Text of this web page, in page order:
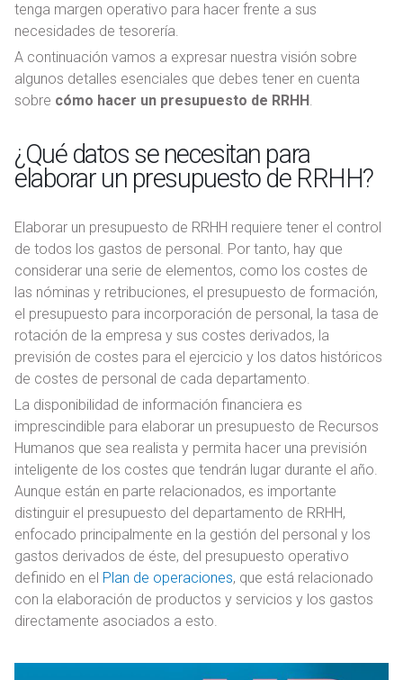
tenga margen operativo para hacer frente a sus
necesidades de tesorería.
A continuación vamos a expresar nuestra visión sobre
algunos detalles esenciales que debes tener en cuenta
sobre cómo hacer un presupuesto de RRHH.
¿Qué datos se necesitan para
elaborar un presupuesto de RRHH?
Elaborar un presupuesto de RRHH requiere tener el control
de todos los gastos de personal. Por tanto, hay que
considerar una serie de elementos, como los costes de
las nóminas y retribuciones, el presupuesto de formación,
el presupuesto para incorporación de personal, la tasa de
rotación de la empresa y sus costes derivados, la
previsión de costes para el ejercicio y los datos históricos
de costes de personal de cada departamento.
La disponibilidad de información financiera es
imprescindible para elaborar un presupuesto de Recursos
Humanos que sea realista y permita hacer una previsión
inteligente de los costes que tendrán lugar durante el año.
Aunque están en parte relacionados, es importante
distinguir el presupuesto del departamento de RRHH,
enfocado principalmente en la gestión del personal y los
gastos derivados de éste, del presupuesto operativo
definido en el Plan de operaciones, que está relacionado
con la elaboración de productos y servicios y los gastos
directamente asociados a esto.